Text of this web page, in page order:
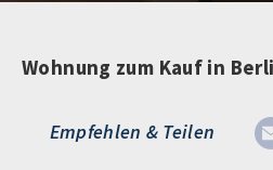
Empfehlen & Teilen